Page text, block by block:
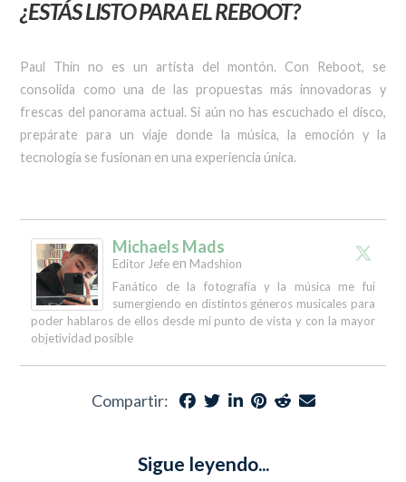
¿ESTÁS LISTO PARA EL REBOOT?
Paul Thin no es un artista del montón. Con Reboot, se
consolida como una de las propuestas más innovadoras y
frescas del panorama actual. Si aún no has escuchado el disco,
prepárate para un viaje donde la música, la emoción y la
tecnología se fusionan en una experiencia única.
Michaels Mads
Editor Jefe en Madshion
Fanático de la fotografía y la música me fui
sumergiendo en distintos géneros musicales para
poder hablaros de ellos desde mi punto de vista y con la mayor
objetividad posible
Compartir:
Sigue leyendo...